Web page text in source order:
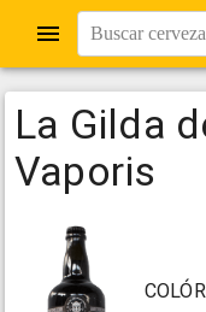
Buscar
La Gilda
Vaporis